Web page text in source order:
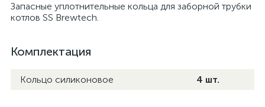
Запасные уплотнительные кольца для заборной трубки
котлов SS Brewtech.
Комплектация
Кольцо силиконовое 4 шт.